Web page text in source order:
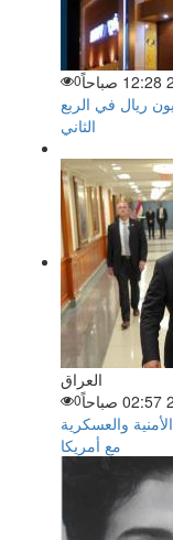
0
للأغذية» تقفز 229.3% إلى 2.9 مليون ريال في الربع
الثاني
العراق
0
والعسكرية
مع أمريكا